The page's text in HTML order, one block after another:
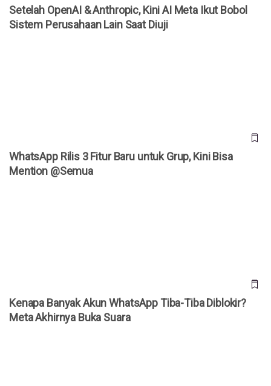
Setelah OpenAI & Anthropic, Kini AI Meta Ikut Bobol
Sistem Perusahaan Lain Saat Diuji
WhatsApp Rilis 3 Fitur Baru untuk Grup, Kini Bisa
Mention @Semua
Kenapa Banyak Akun WhatsApp Tiba-Tiba Diblokir?
Meta Akhirnya Buka Suara